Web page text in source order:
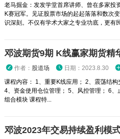
老马掘金：发发学堂首席讲师、曾在多家投
K赛冠军。见证股票市场的起起落落和数次
识深刻。不仅有学术大家之专业功底，更有
邓波期货9期 K线赢家期货精
作者： 股道场 日期：2023.8.30
课程内容： 1、重要K线应用； 2、震荡结构
4、资金使用仓位管理； 5、风控管理； 6
组合模块 课程特...
邓波2023年交易持续盈利模